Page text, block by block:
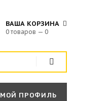
ВАША КОРЗИНА
0 товаров — 0
МОЙ ПРОФИЛЬ